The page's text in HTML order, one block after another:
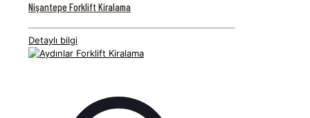
Nişantepe Forklift Kiralama
Detaylı bilgi